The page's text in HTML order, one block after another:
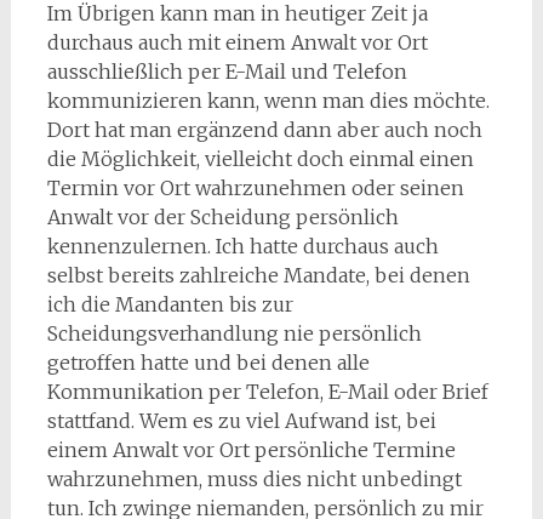
Im Übrigen kann man in heutiger Zeit ja
durchaus auch mit einem Anwalt vor Ort
ausschließlich per E-Mail und Telefon
kommunizieren kann, wenn man dies möchte.
Dort hat man ergänzend dann aber auch noch
die Möglichkeit, vielleicht doch einmal einen
Termin vor Ort wahrzunehmen oder seinen
Anwalt vor der Scheidung persönlich
kennenzulernen. Ich hatte durchaus auch
selbst bereits zahlreiche Mandate, bei denen
ich die Mandanten bis zur
Scheidungsverhandlung nie persönlich
getroffen hatte und bei denen alle
Kommunikation per Telefon, E-Mail oder Brief
stattfand. Wem es zu viel Aufwand ist, bei
einem Anwalt vor Ort persönliche Termine
wahrzunehmen, muss dies nicht unbedingt
tun. Ich zwinge niemanden, persönlich zu mir